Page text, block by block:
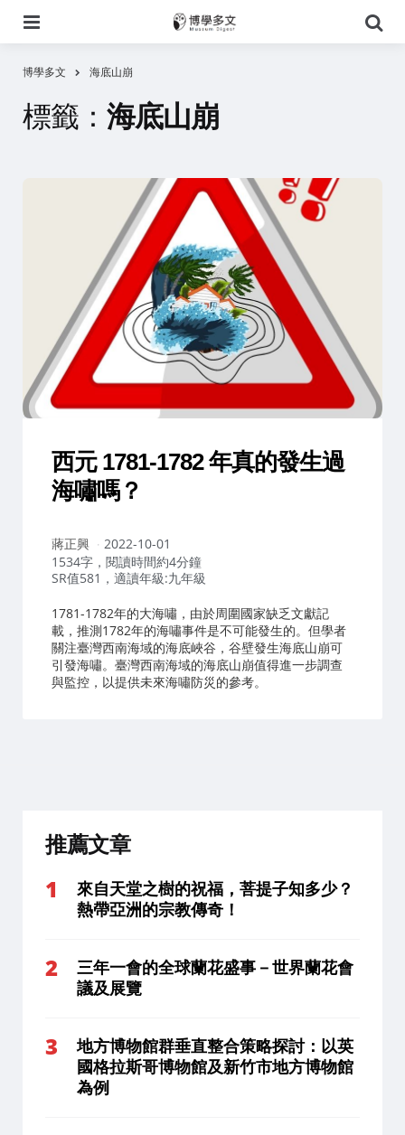
尋
博學多文 海底山崩
標籤： 海底山崩
西元 1781-1782 年真的發生過
海嘯嗎？
作
者：
蔣正興
2022-10-01
1534字，閱讀時間約4分鐘
SR值581，適讀年級:九年級
1781-1782年的大海嘯，由於周圍國家缺乏文獻記
載，推測1782年的海嘯事件是不可能發生的。但學者
關注臺灣西南海域的海底峽谷，谷壁發生海底山崩可
引發海嘯。臺灣西南海域的海底山崩值得進一步調查
與監控，以提供未來海嘯防災的參考。
推薦文章
來自天堂之樹的祝福，菩提子知多少？
熱帶亞洲的宗教傳奇！
三年一會的全球蘭花盛事－世界蘭花會
議及展覽
地方博物館群垂直整合策略探討：以英
國格拉斯哥博物館及新竹市地方博物館
為例